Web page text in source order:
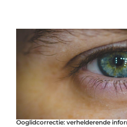
Ooglidcorrectie: verhelderende